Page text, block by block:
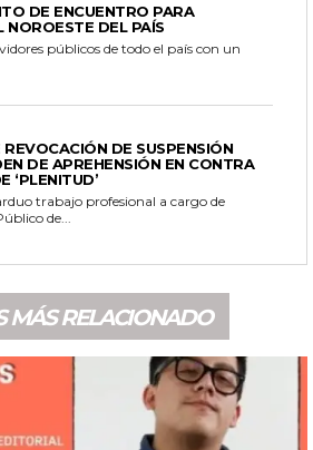
DE ENCUENTRO PARA
NOROESTE DEL PAÍS
públicos de todo el país con un
DE SUSPENSIÓN
DE APREHENSIÓN EN CONTRA
‘PLENITUD’
de...
MÁS RELACIONADO